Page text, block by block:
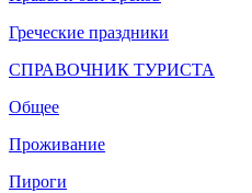
Греческие праздники
СПРАВОЧНИК ТУРИСТА
Общее
Проживание
Пироги